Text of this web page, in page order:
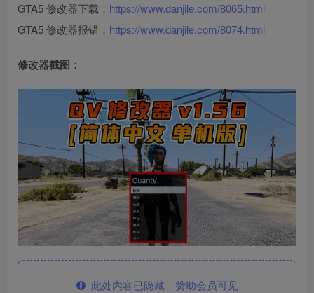
GTA5 修改器下载： https://www.danjile.com/8065.html
GTA5 修改器报错： https://www.danjile.com/8074.html
修改器截图：
此处内容已隐藏，赞助会员可见